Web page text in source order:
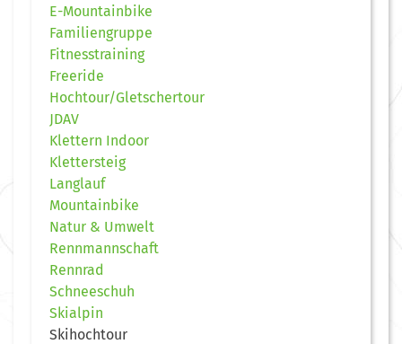
E-Mountainbike
Familiengruppe
Fitnesstraining
Freeride
Hochtour/Gletschertour
JDAV
Klettern Indoor
Klettersteig
Langlauf
Mountainbike
Natur & Umwelt
Rennmannschaft
Rennrad
Schneeschuh
Skialpin
Skihochtour